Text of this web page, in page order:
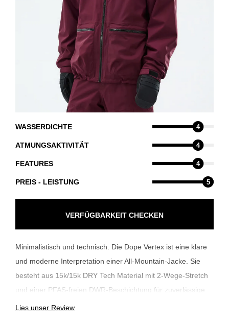
WASSERDICHTE 4
ATMUNGSAKTIVITÄT 4
FEATURES 4
PREIS - LEISTUNG 5
VERFÜGBARKEIT CHECKEN
Minimalistisch und technisch. Die Dope Vertex ist eine klare
und moderne Interpretation einer All-Mountain-Jacke. Sie
besteht aus 15k/15k DRY Tech Material mit 2-Wege-Stretch
und einer PFAS-freien DWR-Beschichtung für zuverlässige
Wasserdichtigkeit. Dazu kommt eine 60g/40gsm Fellex®
Lies unser Review